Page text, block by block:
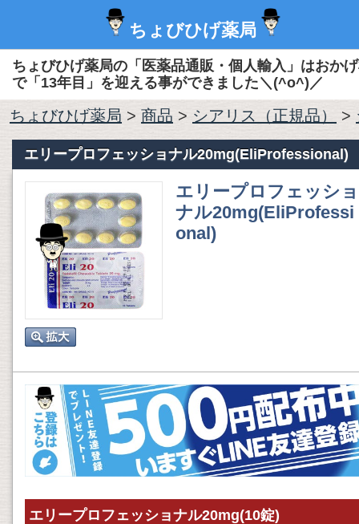
ちょびひげ薬局
ちょびひげ薬局の「医薬品通販・個人輸入」はおか
で「13年目」を迎える事ができました＼(^o^)／
ちょびひげ薬局 > 商品 > シアリス（正規品） >
エリープロフェッショナル20mg(EliProfessional)
エリープロフェッショ
ナル20mg(EliProfessi
onal)
エリープロフェッショナル20mg(10錠)